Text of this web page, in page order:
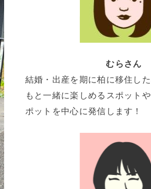
むらさん
結婚・出産を期に柏に移住し
もと一緒に楽しめるスポット
ポットを中心に発信します！